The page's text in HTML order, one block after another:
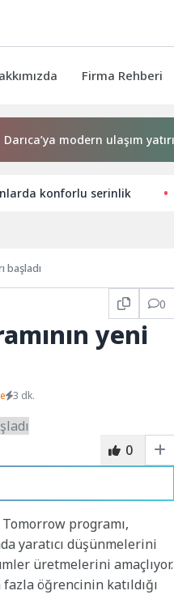
Firma Rehberi
modern ulaşım yatırımı
konforlu serinlik
başladı
0
yeni
3 dk.
0
programı,
yaratıcı düşünmelerini
üretmelerini amaçlıyor.
öğrencinin katıldığı